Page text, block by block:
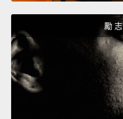
勵 志